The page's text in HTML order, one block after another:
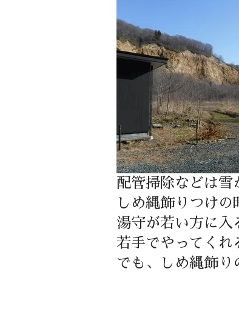
配管掃除などは雪
しめ縄飾りつけの
湯守が若い方に
若手でやってく
でも、しめ縄飾